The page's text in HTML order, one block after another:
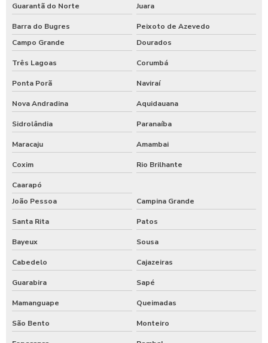
Guarantã do Norte Juara
Barra do Bugres
Peixoto de Azevedo
Campo Grande
Dourados
Três Lagoas Corumbá
Ponta Porã Naviraí
Nova Andradina Aquidauana
Sidrolândia Paranaíba
Maracaju Amambai
Coxim Rio Brilhante
Caarapó
João Pessoa
Campina Grande
Santa Rita Patos
Bayeux Sousa
Cabedelo Cajazeiras
Guarabira Sapé
Mamanguape Queimadas
São Bento Monteiro